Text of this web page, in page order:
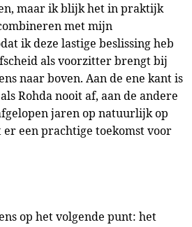
maar ik blijk het in praktijk
met mijn
ik deze lastige beslissing heb
als voorzitter brengt bij
naar boven. Aan de ene kant is
Rohda nooit af, aan de andere
jaren op natuurlijk op
een prachtige toekomst voor
op het volgende punt: het